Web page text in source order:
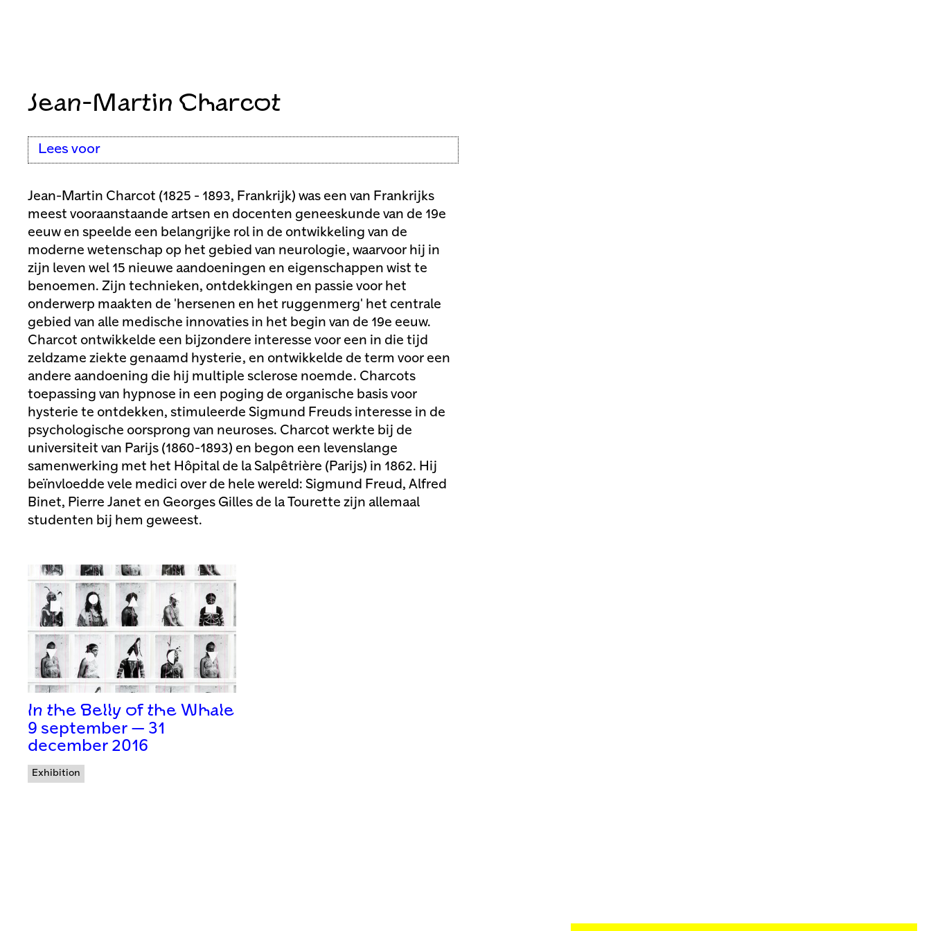
Jean-Martin Charcot
Lees voor
Jean-Martin Charcot (1825 - 1893, Frankrijk) was een van Frankrijks
meest vooraanstaande artsen en docenten geneeskunde van de 19e
eeuw en speelde een belangrijke rol in de ontwikkeling van de
moderne wetenschap op het gebied van neurologie, waarvoor hij in
zijn leven wel 15 nieuwe aandoeningen en eigenschappen wist te
benoemen. Zijn technieken, ontdekkingen en passie voor het
onderwerp maakten de 'hersenen en het ruggenmerg' het centrale
gebied van alle medische innovaties in het begin van de 19e eeuw.
Charcot ontwikkelde een bijzondere interesse voor een in die tijd
zeldzame ziekte genaamd hysterie, en ontwikkelde de term voor een
andere aandoening die hij multiple sclerose noemde. Charcots
toepassing van hypnose in een poging de ​​organische basis voor
hysterie te ontdekken, stimuleerde Sigmund Freuds interesse in de
psychologische oorsprong van neuroses. Charcot werkte bij de
universiteit van Parijs (1860-1893) en begon een levenslange
samenwerking met het Hôpital de la Salpêtrière (Parijs) in 1862. Hij
beïnvloedde vele medici over de hele wereld: Sigmund Freud, Alfred
Binet, Pierre Janet en Georges Gilles de la Tourette zijn allemaal
studenten bij hem geweest.
In the Belly of the Whale
9 september — 31
december 2016
Exhibition